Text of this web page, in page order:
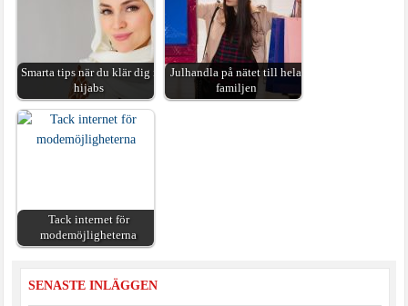
Smarta tips när du klär dig i
hijabs
Julhandla på nätet till hela
familjen
Tack internet för
modemöjligheterna
SENASTE INLÄGGEN